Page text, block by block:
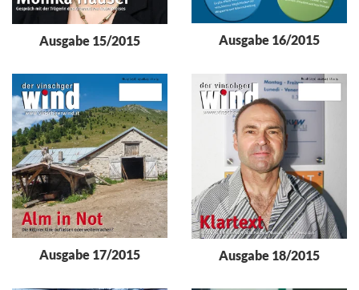
Ausgabe 15/2015 Ausgabe 16/2015
Ausgabe 17/2015 Ausgabe 18/2015